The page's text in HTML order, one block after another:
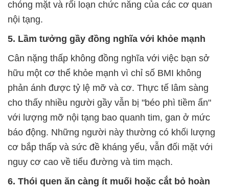
chóng mặt và rối loạn chức năng của các cơ quan
nội tạng.
5. Lầm tưởng gầy đồng nghĩa với khỏe mạnh
Cân nặng thấp không đồng nghĩa với việc bạn sở
hữu một cơ thể khỏe mạnh vì chỉ số BMI không
phản ánh được tỷ lệ mỡ và cơ. Thực tế lâm sàng
cho thấy nhiều người gầy vẫn bị "béo phì tiềm ẩn"
với lượng mỡ nội tạng bao quanh tim, gan ở mức
báo động. Những người này thường có khối lượng
cơ bắp thấp và sức đề kháng yếu, vẫn đối mặt với
nguy cơ cao về tiểu đường và tim mạch.
6. Thói quen ăn càng ít muối hoặc cắt bỏ hoàn